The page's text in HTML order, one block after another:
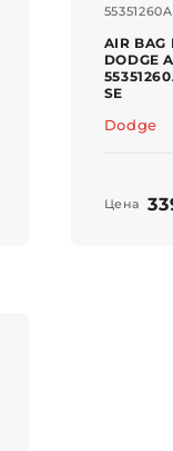
AIR
DODGE
SE
Dodge
Цена